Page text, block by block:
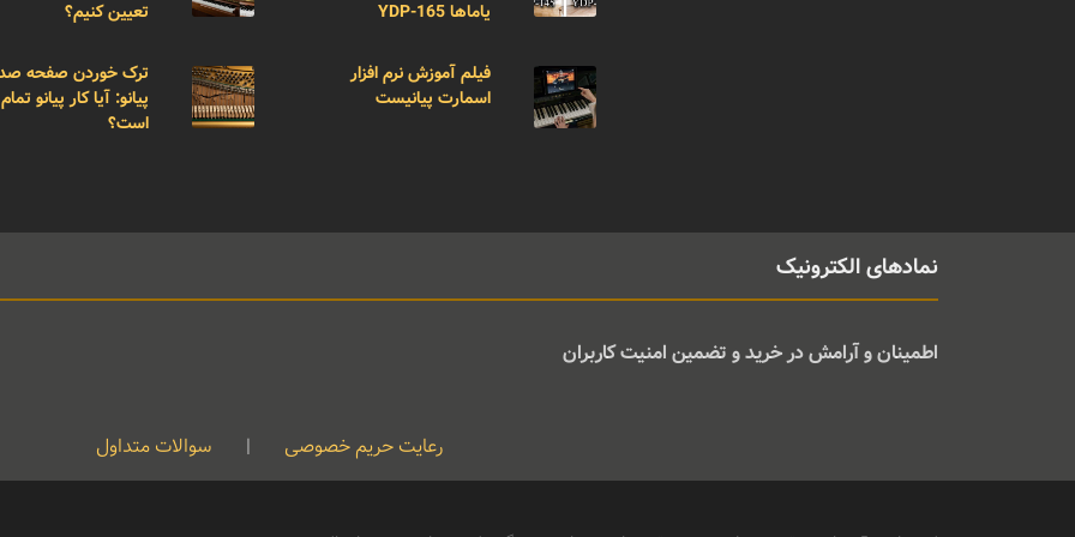
یاماها YDP-165
فیلم آموزش نرم افزار
اسمارت پیانیست
تعیین کنیم؟
ترک خوردن صفحه
پیانو: آیا کار پیانو تمام
است؟
نمادهای الکترونیک
اطمینان و آرامش در خرید و تضمین امنیت کاربران
رعایت حریم خصوصی | سوالات متداول